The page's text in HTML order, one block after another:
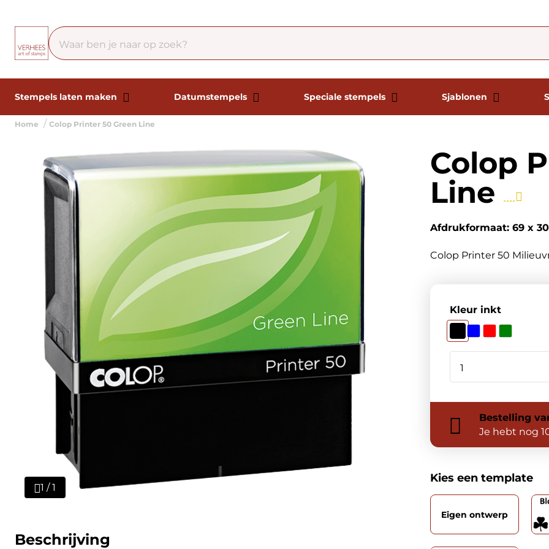
Stempels laten maken Datumstempels Speciale stempels Sjablonen
Home Colop Printer 50 Green Line
1 / 1
Beschrijving
Colop
Line
Afdrukformaat: 69 x
Colop Printer 50
Kleur inkt
Bestelling
Je hebt nog
Kies een template
Eigen ontwerp